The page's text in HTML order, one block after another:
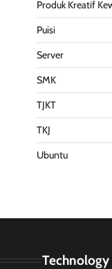
Produk Kreatif
Puisi
Server
SMK
TJKT
TKJ
Ubuntu
Technology